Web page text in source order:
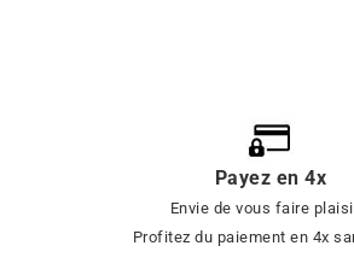
Payez en 4x
Envie de vous faire
Profitez du paiement en 4x